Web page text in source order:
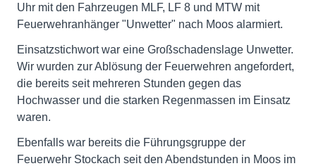
Uhr mit den Fahrzeugen MLF, LF 8 und MTW mit
Feuerwehranhänger "Unwetter" nach Moos alarmiert.
Einsatzstichwort war eine Großschadenslage Unwetter.
Wir wurden zur Ablösung der Feuerwehren angefordert,
die bereits seit mehreren Stunden gegen das
Hochwasser und die starken Regenmassen im Einsatz
waren.
Ebenfalls war bereits die Führungsgruppe der
Feuerwehr Stockach seit den Abendstunden in Moos im